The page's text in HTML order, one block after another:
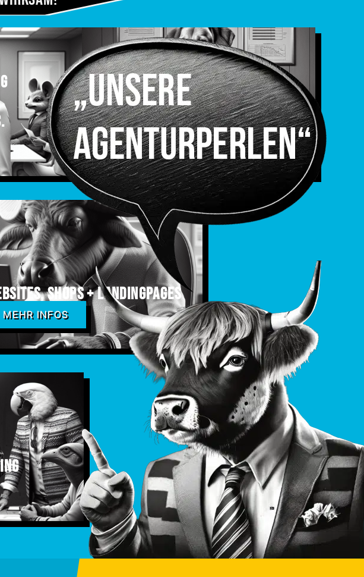
Suchmaschinenwerbung (SEA)
MEHR INFOS
Shops + Landingpages
MEHR INFOS